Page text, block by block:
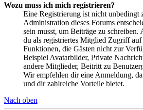
Wozu muss ich mich registrieren?
Eine Registrierung ist nicht
Administration dieses Forums
sein musst, um Beiträge zu schreiben.
du als registriertes Mitglied Zugriff auf
Funktionen, die Gästen nicht zur
Beispiel Avatarbilder, Private
andere Mitglieder, Beitritt zu
Wir empfehlen dir eine Anmeldung,
und dir zahlreiche Vorteile bietet.
Nach oben